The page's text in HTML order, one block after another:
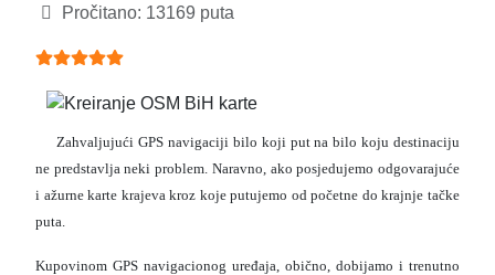
Pročitano: 13169 puta
Ocjene članaka:
Zahvaljujući GPS navigaciji bilo koji put na bilo koju destinaciju
ne predstavlja neki problem. Naravno, ako posjedujemo odgovarajuće
i ažurne karte krajeva kroz koje putujemo od početne do krajnje tačke
puta.
Kupovinom GPS navigacionog uređaja, obično, dobijamo i trenutno